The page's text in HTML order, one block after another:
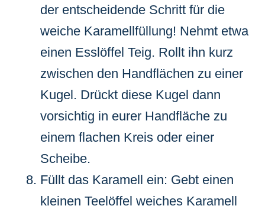
der entscheidende Schritt für die
weiche Karamellfüllung! Nehmt etwa
einen Esslöffel Teig. Rollt ihn kurz
zwischen den Handflächen zu einer
Kugel. Drückt diese Kugel dann
vorsichtig in eurer Handfläche zu
einem flachen Kreis oder einer
Scheibe.
Füllt das Karamell ein: Gebt einen
kleinen Teelöffel weiches Karamell